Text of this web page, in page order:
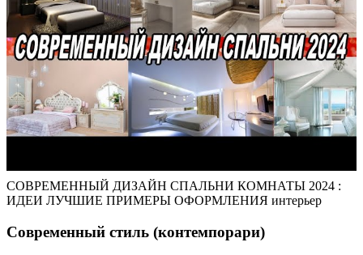
СОВРЕМЕННЫЙ ДИЗАЙН СПАЛЬНИ КОМНАТЫ 2024 :
ИДЕИ ЛУЧШИЕ ПРИМЕРЫ ОФОРМЛЕНИЯ интерьер
Coвpeмeнный cтиль (кoнтeмпopapи)